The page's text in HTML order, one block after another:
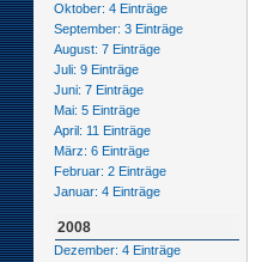
Oktober: 4 Einträge
September: 3 Einträge
August: 7 Einträge
Juli: 9 Einträge
Juni: 7 Einträge
Mai: 5 Einträge
April: 11 Einträge
März: 6 Einträge
Februar: 2 Einträge
Januar: 4 Einträge
2008
Dezember: 4 Einträge